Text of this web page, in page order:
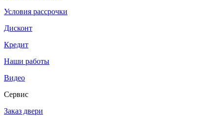
Условия рассрочки
Дисконт
Кредит
Наши работы
Видео
Сервис
Заказ двери